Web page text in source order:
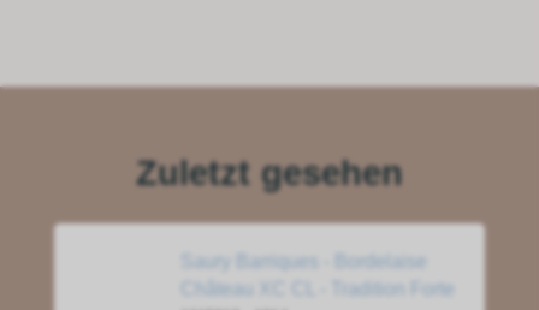
Zuletzt gesehen
Saury Barriques - Bordelaise
Château XC CL - Tradition Forte